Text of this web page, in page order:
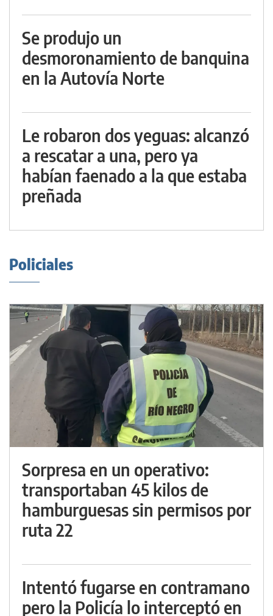
Se produjo un
desmoronamiento de banquina
en la Autovía Norte
Le robaron dos yeguas: alcanzó
a rescatar a una, pero ya
habían faenado a la que estaba
preñada
Policiales
Sorpresa en un operativo:
transportaban 45 kilos de
hamburguesas sin permisos por
ruta 22
Intentó fugarse en contramano
pero la Policía lo interceptó en